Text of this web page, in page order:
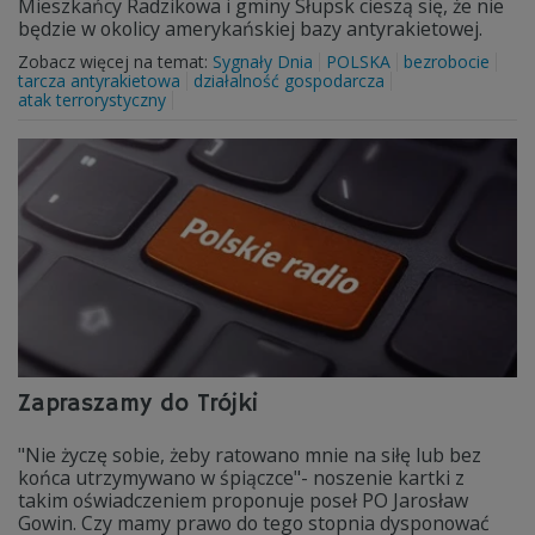
Mieszkańcy Radzikowa i gminy Słupsk cieszą się, że nie
będzie w okolicy amerykańskiej bazy antyrakietowej.
Zobacz więcej na temat: Sygnały Dnia POLSKA
bezrobocie
tarcza antyrakietowa
działalność gospodarcza
atak terrorystyczny
Zapraszamy do Trójki
"Nie życzę sobie, żeby ratowano mnie na siłę lub bez
końca utrzymywano w śpiączce"- noszenie kartki z
takim oświadczeniem proponuje poseł PO Jarosław
Gowin. Czy mamy prawo do tego stopnia dysponować